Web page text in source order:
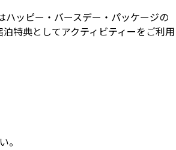
ッピー・バースデー・パッケージの
特典としてアクティビティーをご利用
。